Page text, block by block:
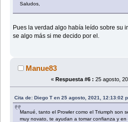
Saludos,
Pues la verdad algo había leído sobre su
se algo más si me decido por el.
Manue83
« Respuesta #6 : 25 agosto,
Cita de: Diego T en 25 agosto, 2021, 12:13:02
Manué, tanto el Prowler como el Triumph son
muy novato, te ayudan a tomar confianza y